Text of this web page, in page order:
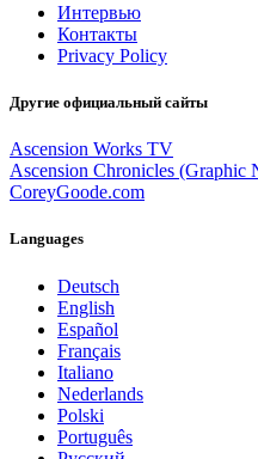
Интервью
Контакты
Privacy Policy
Другие официальный сайты
Ascension Works TV
Ascension Chronicles (Graphic
CoreyGoode.com
Languages
Deutsch
English
Español
Français
Italiano
Nederlands
Polski
Português